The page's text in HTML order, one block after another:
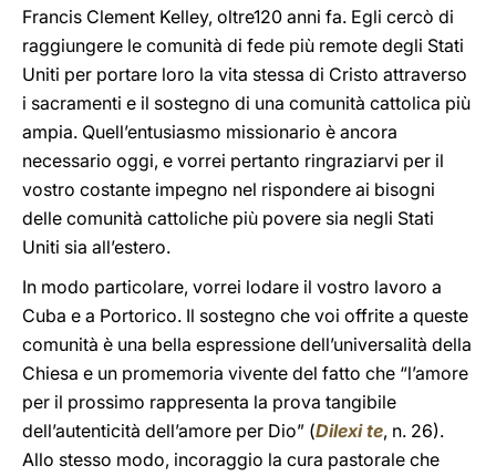
Francis Clement Kelley, oltre120 anni fa. Egli cercò di
raggiungere le comunità di fede più remote degli Stati
Uniti per portare loro la vita stessa di Cristo attraverso
i sacramenti e il sostegno di una comunità cattolica più
ampia. Quell’entusiasmo missionario è ancora
necessario oggi, e vorrei pertanto ringraziarvi per il
vostro costante impegno nel rispondere ai bisogni
delle comunità cattoliche più povere sia negli Stati
Uniti sia all’estero.
In modo particolare, vorrei lodare il vostro lavoro a
Cuba e a Portorico. Il sostegno che voi offrite a queste
comunità è una bella espressione dell’universalità della
Chiesa e un promemoria vivente del fatto che “l’amore
per il prossimo rappresenta la prova tangibile
dell’autenticità dell’amore per Dio” (Dilexi te, n. 26).
Allo stesso modo, incoraggio la cura pastorale che